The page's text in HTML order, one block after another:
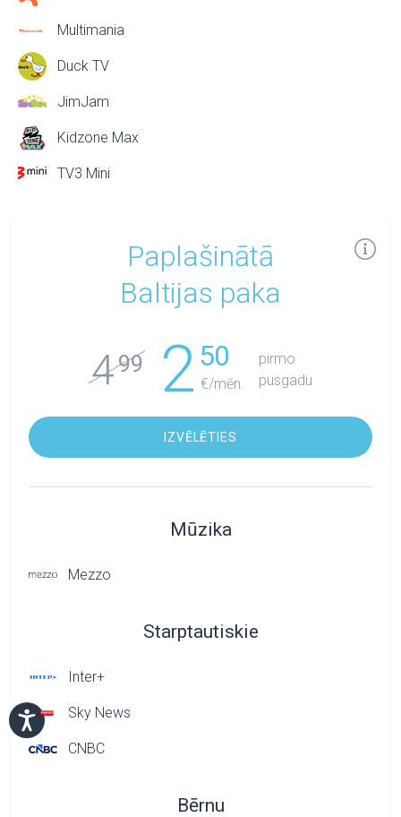
Multimania
Duck TV
JimJam
Kidzone Max
TV3 Mini
Paplašinātā
Baltijas paka
499 2 50
€/mēn.
pirmo
pusgadu
IZVĒLĒTIES
Mūzika
Mezzo
Starptautiskie
Inter+
Sky News
CNBC
Bērnu